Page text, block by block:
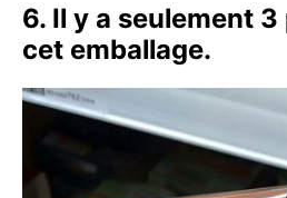
6. Il y a seulement
cet emballage.